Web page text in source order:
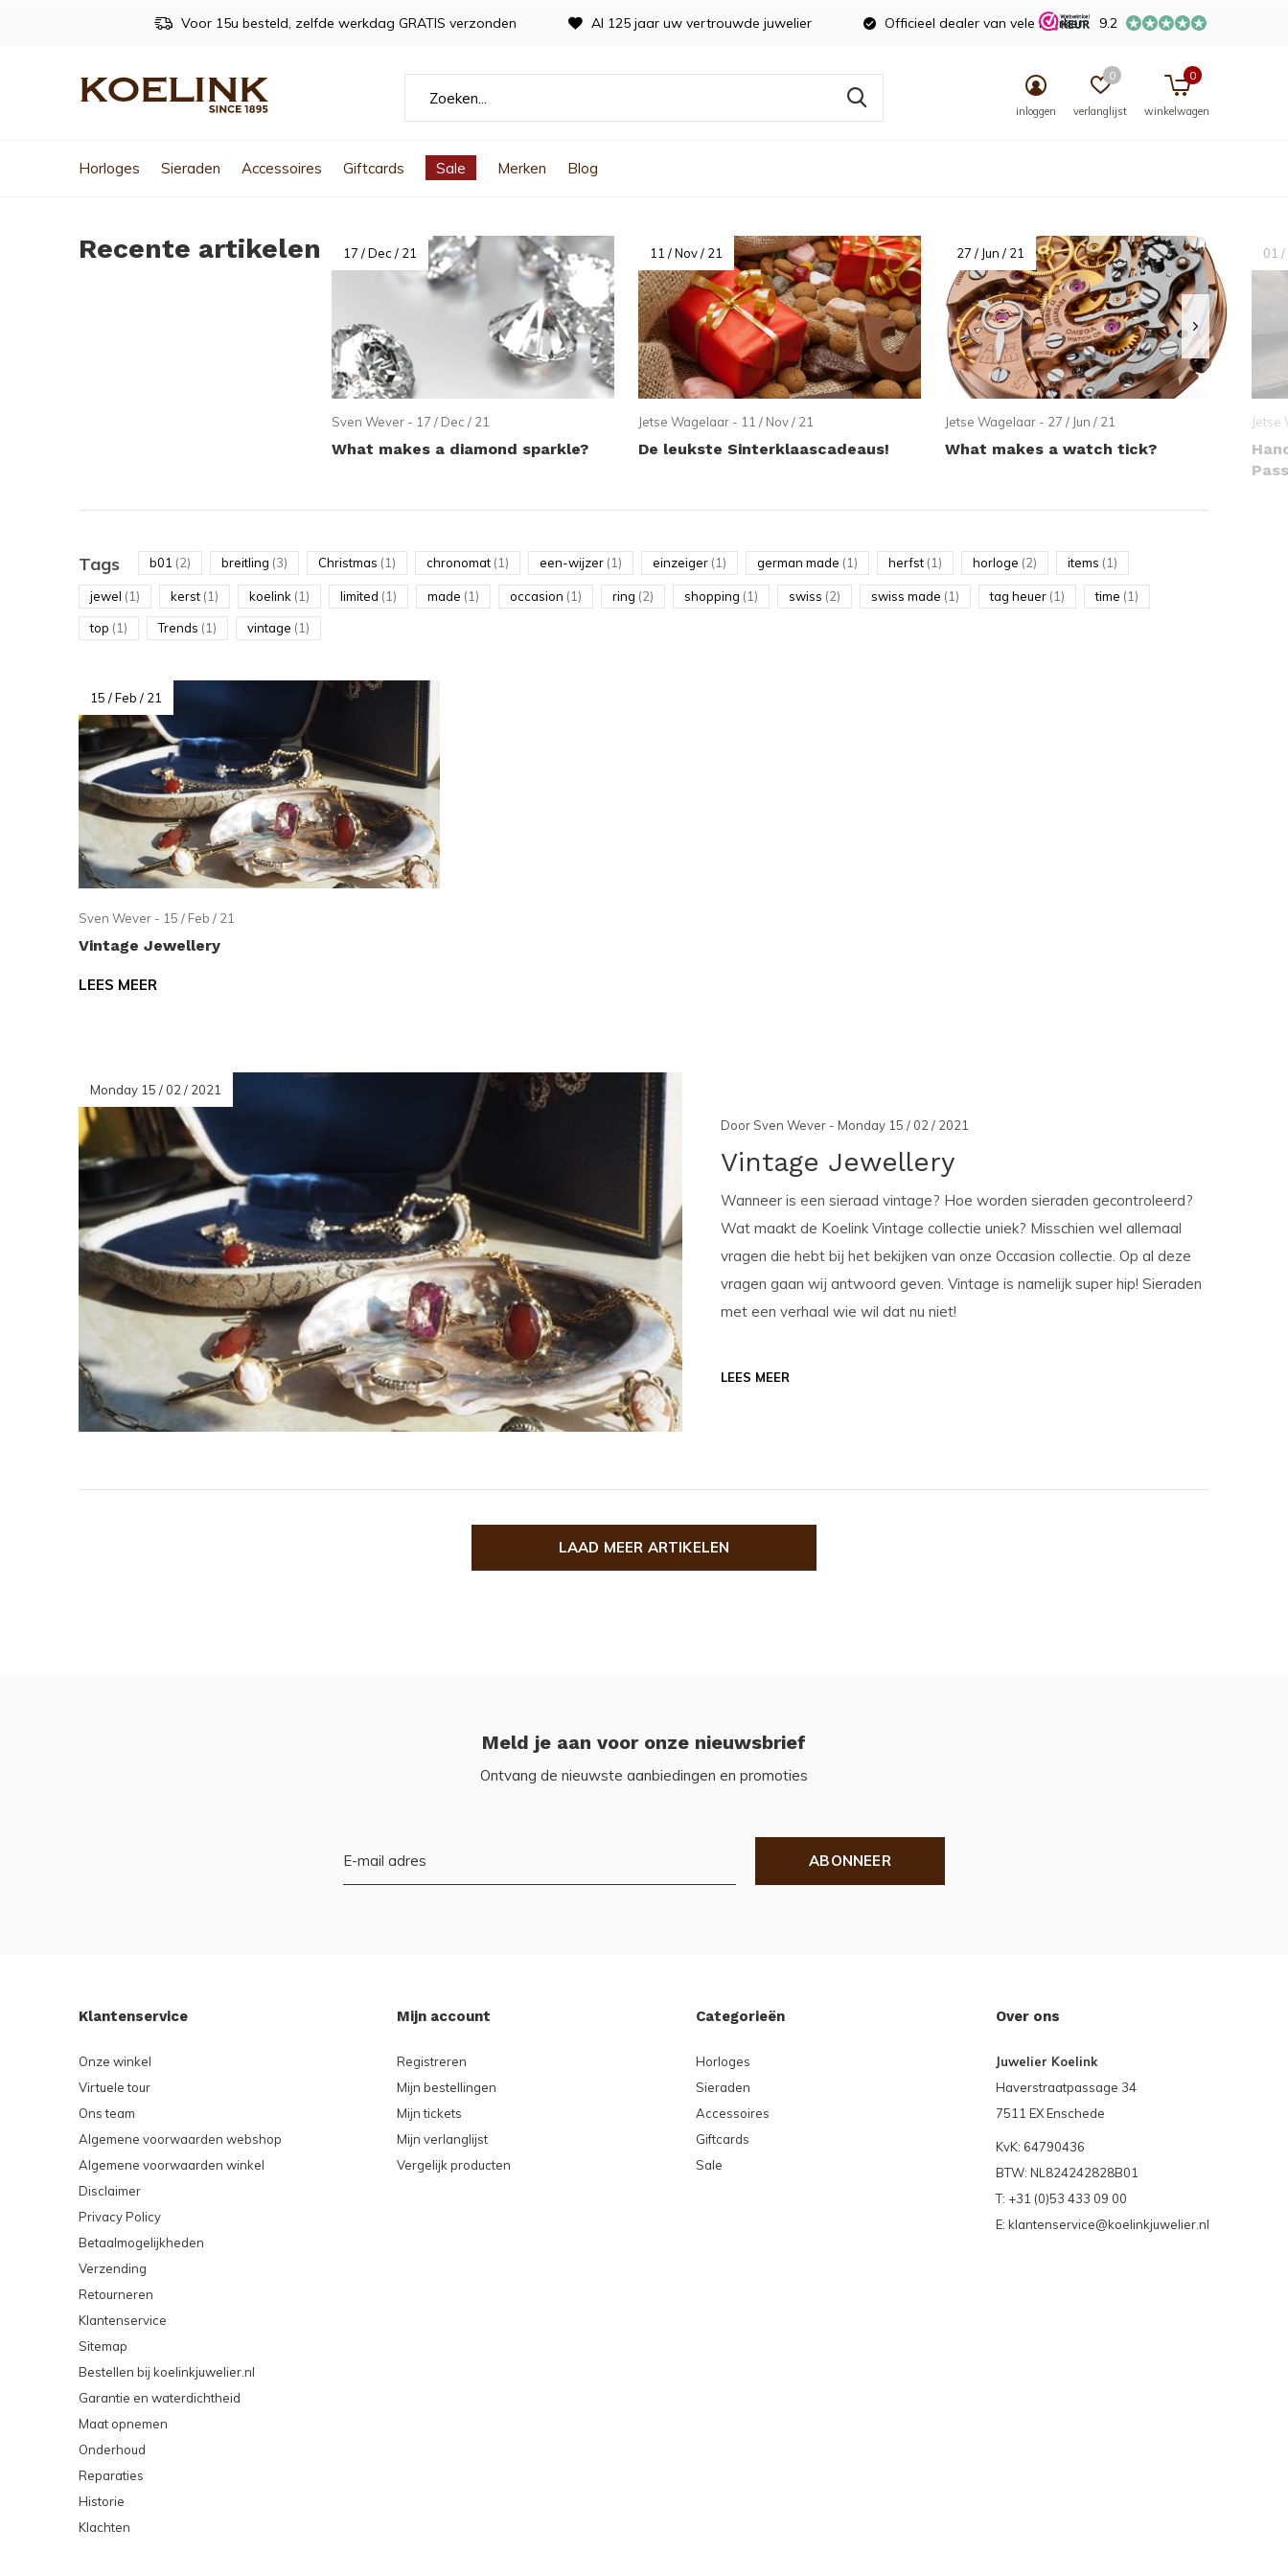
Horloges Sieraden Accessoires Giftcards Sale Merken Blog
inloggen verlanglijst
0
winkelwagen
0
Voor 15u besteld, zelfde werkdag GRATIS verzonden Al 125 jaar uw vertrouwde juwelier Officieel dealer van vele merken 9.2
Recente artikelen 17 / Dec / 21
Sven Wever - 17 / Dec / 21
What makes a diamond sparkle?
11 / Nov / 21
Jetse Wagelaar - 11 / Nov / 21
De leukste Sinterklaascadeaus!
27 / Jun / 21
Jetse Wagelaar - 27 / Jun / 21
What makes a watch tick?
01 /
Jetse
Tags b01 (2) breitling (3) Christmas (1) chronomat (1) een-wijzer (1) einzeiger (1) german made (1) herfst (1) horloge (2) items (1)
jewel (1) kerst (1) koelink (1) limited (1) made (1) occasion (1) ring (2) shopping (1) swiss (2) swiss made (1) tag heuer (1) time (1)
top (1) Trends (1) vintage (1)
15 / Feb / 21
Sven Wever - 15 / Feb / 21
Vintage Jewellery
LEES MEER
Monday 15 / 02 / 2021
Door Sven Wever - Monday 15 / 02 / 2021
Vintage Jewellery
Wanneer is een sieraad vintage? Hoe worden sieraden gecontroleerd?
Wat maakt de Koelink Vintage collectie uniek? Misschien wel allemaal
vragen die hebt bij het bekijken van onze Occasion collectie. Op al deze
vragen gaan wij antwoord geven. Vintage is namelijk super hip! Sieraden
met een verhaal wie wil dat nu niet!
LEES MEER
LAAD MEER ARTIKELEN
Meld je aan voor onze nieuwsbrief
Ontvang de nieuwste aanbiedingen en promoties
ABONNEER
Klantenservice
Onze winkel
Virtuele tour
Ons team
Algemene voorwaarden webshop
Algemene voorwaarden winkel
Disclaimer
Privacy Policy
Betaalmogelijkheden
Verzending
Retourneren
Klantenservice
Sitemap
Bestellen bij koelinkjuwelier.nl
Garantie en waterdichtheid
Maat opnemen
Onderhoud
Reparaties
Historie
Klachten
Mijn account
Registreren
Mijn bestellingen
Mijn tickets
Mijn verlanglijst
Vergelijk producten
Categorieën
Horloges
Sieraden
Accessoires
Giftcards
Sale
Over ons
Juwelier Koelink
Haverstraatpassage 34
7511 EX Enschede
KvK: 64790436
BTW: NL824242828B01
T: +31 (0)53 433 09 00
E: klantenservice@koelinkjuwelier.nl